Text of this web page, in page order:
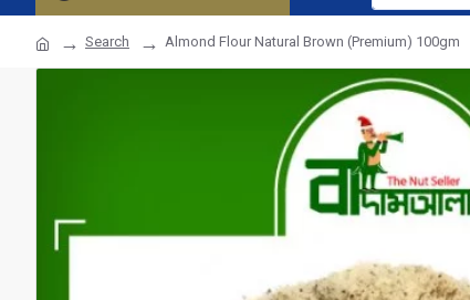
Search Almond Flour Natural Brown (Premium) 100gm